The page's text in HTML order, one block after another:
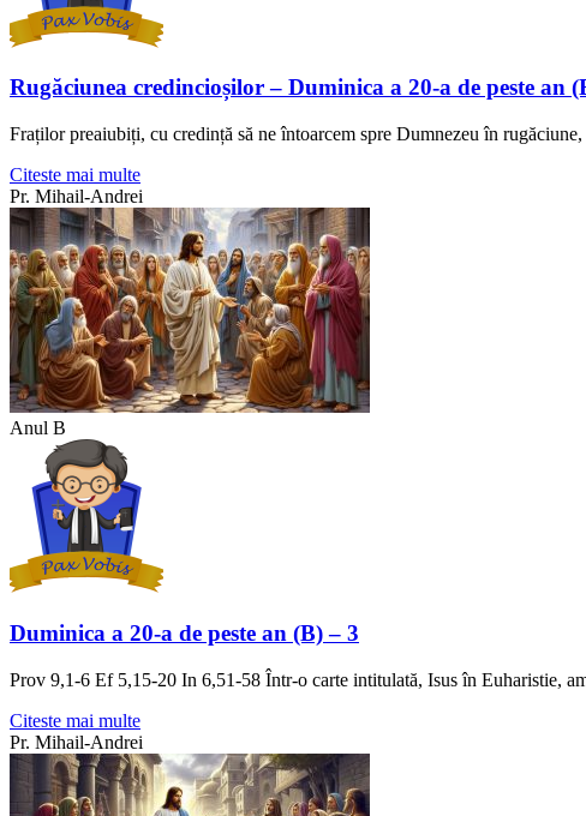
Rugăciunea credincioșilor – Duminica a 20-a de peste an
Fraților preaiubiți, cu credință să ne întoarcem spre Dumnezeu în
Citeste mai multe
Pr. Mihail-Andrei
Anul B
Duminica a 20-a de peste an (B) – 3
Prov 9,1-6 Ef 5,15-20 In 6,51-58 Într-o carte intitulată, Isus în Euharistie,
Citeste mai multe
Pr. Mihail-Andrei